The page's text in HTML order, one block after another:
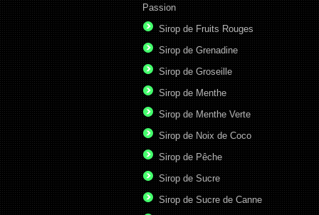
Passion
Sirop de Fruits Rouges
Sirop de Grenadine
Sirop de Groseille
Sirop de Menthe
Sirop de Menthe Verte
Sirop de Noix de Coco
Sirop de Pêche
Sirop de Sucre
Sirop de Sucre de Canne